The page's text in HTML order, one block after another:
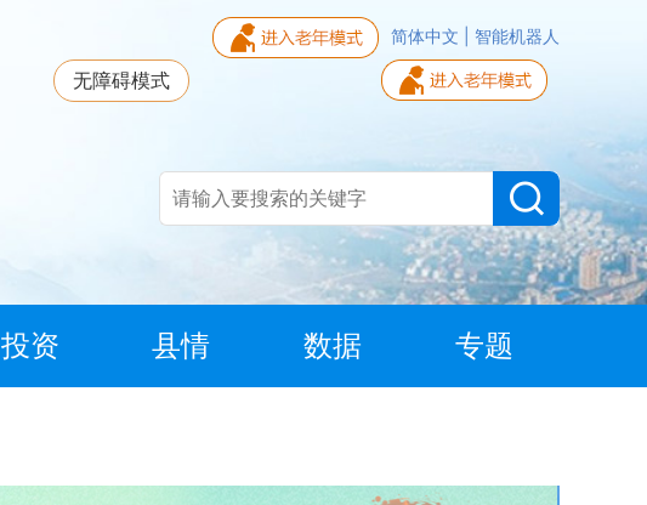
简体中文 智能机器人
无障碍模式
投资 县情 数据 专题